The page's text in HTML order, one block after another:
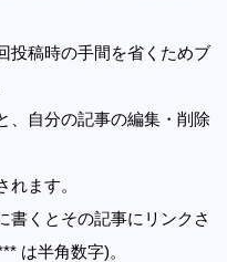
投稿時の手間を省くためブ
、自分の記事の編集・削除
れます。
書くとその記事にリンクさ
は半角数字)。